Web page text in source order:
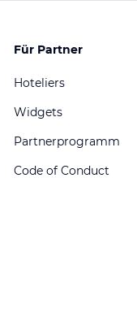
Für Partner
Hoteliers
Widgets
Partnerprogramm
Code of Conduct